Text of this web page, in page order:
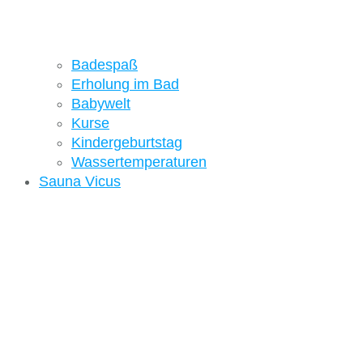
Badespaß
Erholung im Bad
Babywelt
Kurse
Kindergeburtstag
Wassertemperaturen
Sauna Vicus